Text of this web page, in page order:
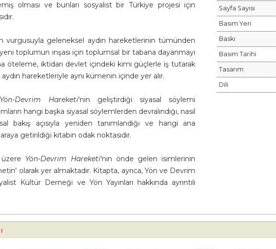
olması ve bunları sosyalist bir Türkiye projesi için
vurgusuyla geleneksel aydın hareketlerinin tümünden
yeni toplumun inşası için toplumsal bir tabana dayanmayı
öteleme, iktidarı devlet içindeki kimi güçlerle iş tutarak
hareketleriyle aynı kümenin içinde yer alır.
Yön-Devrim Hareketi'nin geliştirdiği siyasal söylemi
hangi başka siyasal söylemlerden devralındığı, nasıl
bakış açısıyla yeniden tanımlandığı ve hangi ana
getirildiği kitabın odak noktasıdır.
Yön-Devrim Hareketi'nin önde gelen isimlerinin
olarak yer almaktadır. Kitapta, ayrıca, Yön ve Devrim
Kültür Derneği ve Yön Yayınları hakkında ayrıntılı
Sayfa Sayısı
Basım Yeri
Baskı
Basım Tarihi
Tasarım
Dili